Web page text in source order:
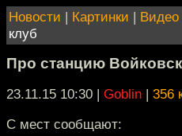
Новости | Картинки | Видео
клуб
Про станцию
23.11.15 10:30 | Goblin | 356
С мест сообщают: